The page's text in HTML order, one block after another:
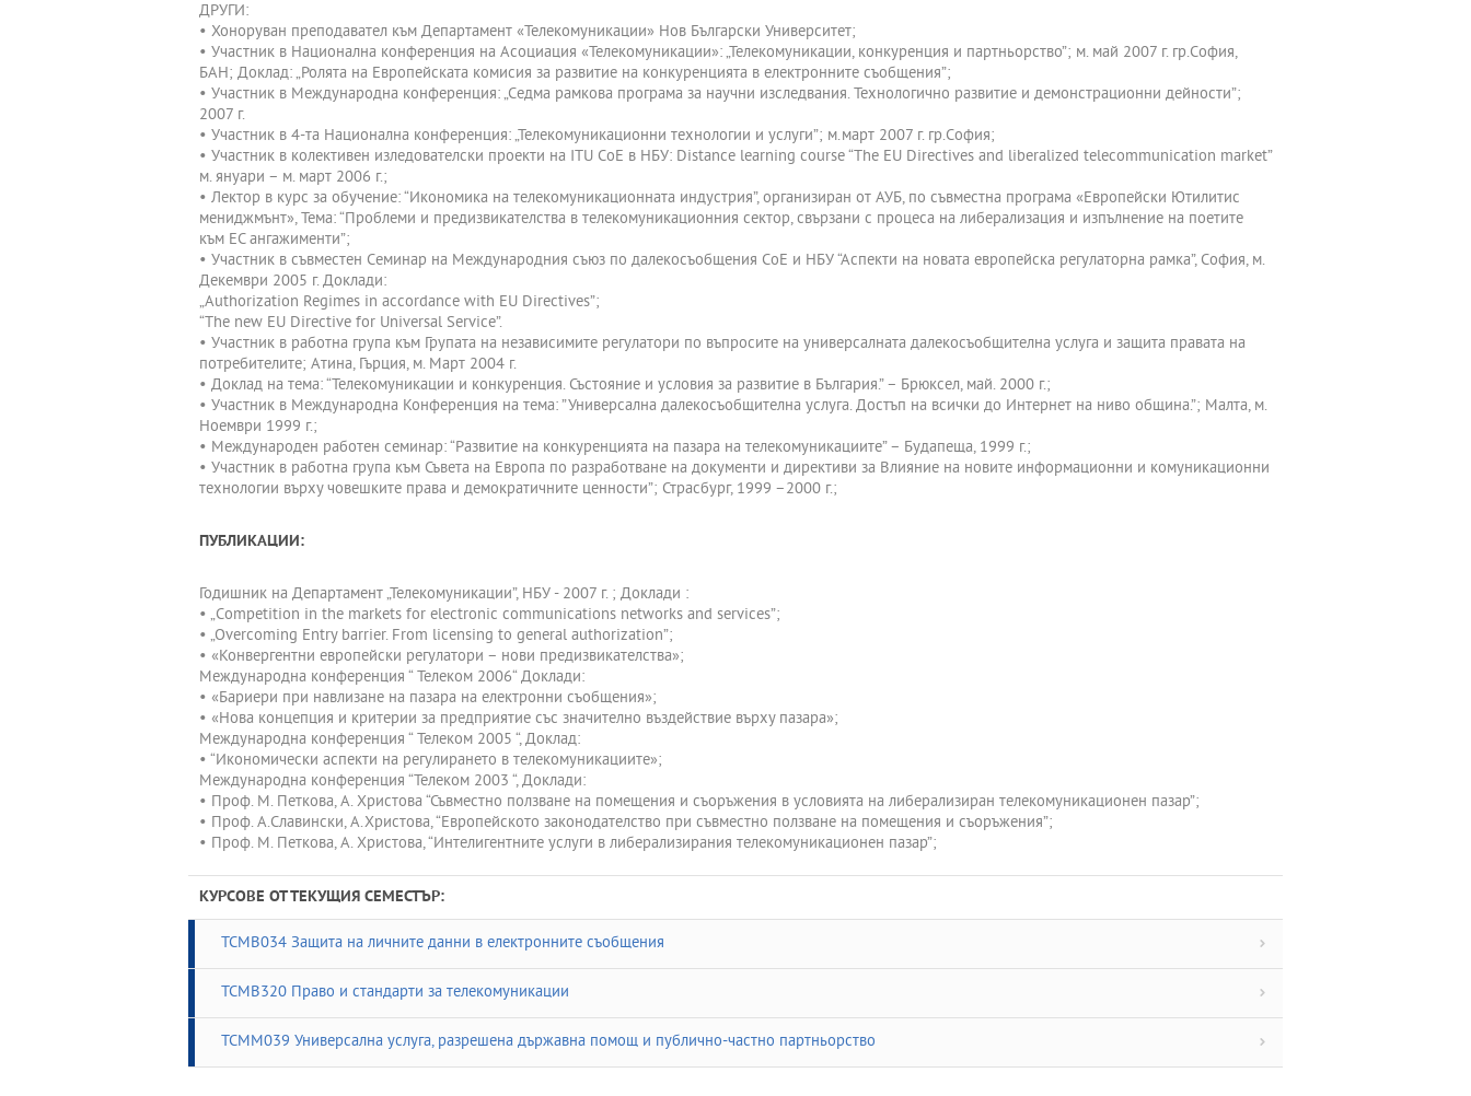
ДРУГИ:
• Хоноруван преподавател към Департамент «Телекомуникации» Нов Български Университет;
• Участник в Национална конференция на Асоциация «Телекомуникации»: „Телекомуникации, конкуренция и партньорство”; м. май 2007 г. гр.София,
БАН; Доклад: „Ролята на Европейската комисия за развитие на конкуренцията в електронните съобщения”;
• Участник в Международна конференция: „Седма рамкова програма за научни изследвания. Технологично развитие и демонстрационни дейности”;
2007 г.
• Участник в 4-та Национална конференция: „Телекомуникационни технологии и услуги”; м.март 2007 г. гр.София;
• Участник в колективен изледователски проекти на ITU CoE в НБУ: Distance learning course “The EU Directives and liberalized telecommunication market”
м. януари – м. март 2006 г.;
• Лектор в курс за обучение: “Икономика на телекомуникационната индустрия”, организиран от АУБ, по съвместна програма «Европейски Ютилитис
мениджмънт», Тема: “Проблеми и предизвикателства в телекомуникационния сектор, свързани с процеса на либерализация и изпълнение на поетите
към ЕС ангажименти”;
• Участник в съвместен Семинар на Международния съюз по далекосъобщения CoE и НБУ “Аспекти на новата европейска регулаторна рамка”, София, м.
Декември 2005 г. Доклади:
„Authorization Regimes in accordance with EU Directives”;
“The new EU Directive for Universal Service”.
• Участник в работна група към Групата на независимите регулатори по въпросите на универсалната далекосъобщителна услуга и защита правата на
потребителите; Атина, Гърция, м. Март 2004 г.
• Доклад на тема: “Телекомуникации и конкуренция. Състояние и условия за развитие в България.” – Брюксел, май. 2000 г.;
• Участник в Международна Конференция на тема: ”Универсална далекосъобщителна услуга. Достъп на всички до Интернет на ниво община.”; Малта, м.
Ноември 1999 г.;
• Международен работен семинар: “Развитие на конкуренцията на пазара на телекомуникациите” – Будапеща, 1999 г.;
• Участник в работна група към Съвета на Европа по разработване на документи и директиви за Влияние на новите информационни и комуникационни
технологии върху човешките права и демократичните ценности”; Страсбург, 1999 –2000 г.;
ПУБЛИКАЦИИ:
Годишник на Департамент „Телекомуникации”, НБУ - 2007 г. ; Доклади :
• „Competition in the markets for electronic communications networks and services”;
• „Overcoming Entry barrier. From licensing to general authorization”;
• «Конвергентни европейски регулатори – нови предизвикателства»;
Международна конференция “ Телеком 2006“ Доклади:
• «Бариери при навлизане на пазара на електронни съобщения»;
• «Нова концепция и критерии за предприятие със значително въздействие върху пазара»;
Международна конференция “ Телеком 2005 “, Доклад:
• “Икономически аспекти на регулирането в телекомуникациите»;
Международна конференция “Телеком 2003 “, Доклади:
• Проф. М. Петкова, А. Христова “Съвместно ползване на помещения и съоръжения в условията на либерализиран телекомуникационен пазар”;
• Проф. А.Славински, А.Христова, “Европейското законодателство при съвместно ползване на помещения и съоръжения”;
• Проф. М. Петкова, А. Христова, “Интелигентните услуги в либерализирания телекомуникационен пазар”;
КУРСОВЕ ОТ ТЕКУЩИЯ СЕМЕСТЪР:
TCMB034 Защита на личните данни в електронните съобщения
TCMB320 Право и стандарти за телекомуникации
TCMM039 Универсална услуга, разрешена държавна помощ и публично-частно партньорство